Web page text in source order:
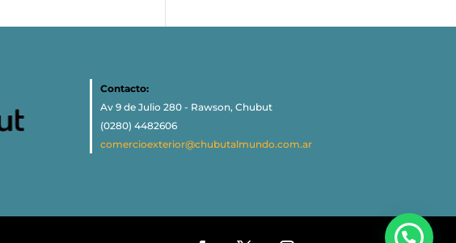
Contacto:
Av 9 de Julio 280 - Rawson, Chubut
(0280) 4482606
comercioexterior@chubutalmundo.com.ar